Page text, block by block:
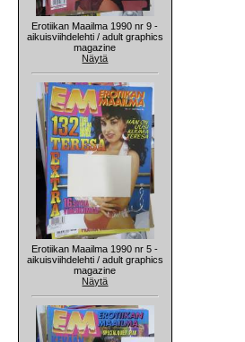
Erotiikan Maailma 1990 nr 9 -
aikuisviihdelehti / adult graphics
magazine
Näytä
Erotiikan Maailma 1990 nr 5 -
aikuisviihdelehti / adult graphics
magazine
Näytä